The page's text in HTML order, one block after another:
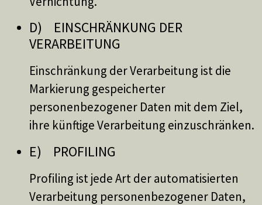
D) EINSCHRÄNKUNG DER
VERARBEITUNG
Einschränkung der Verarbeitung ist die
Markierung gespeicherter
personenbezogener Daten mit dem Ziel,
ihre künftige Verarbeitung einzuschränken.
E) PROFILING
Profiling ist jede Art der automatisierten
Verarbeitung personenbezogener Daten,